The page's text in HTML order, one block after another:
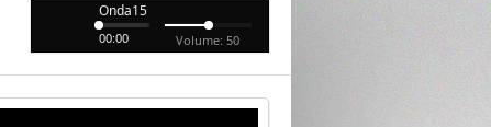
Onda15
00:00 Volume: 50